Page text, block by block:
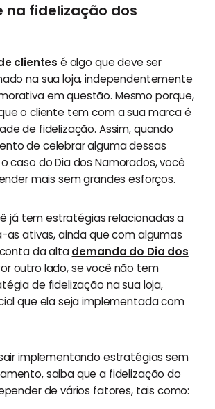
na fidelização dos
clientes é algo que deve ser
na sua loja, independentemente
em questão. Mesmo porque,
o cliente tem com a sua marca é
de fidelização. Assim, quando
de celebrar alguma dessas
caso do Dia dos Namorados, você
mais sem grandes esforços.
já tem estratégias relacionadas a
as ativas, ainda que com algumas
da altademanda do Dia dos
outro lado, se você não tem
de fidelização na sua loja,
que ela seja implementada com
implementando estratégias sem
saiba que a fidelização do
de vários fatores, tais como: